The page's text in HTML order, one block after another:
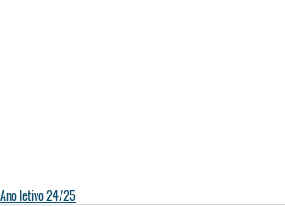
Ano letivo 24/25